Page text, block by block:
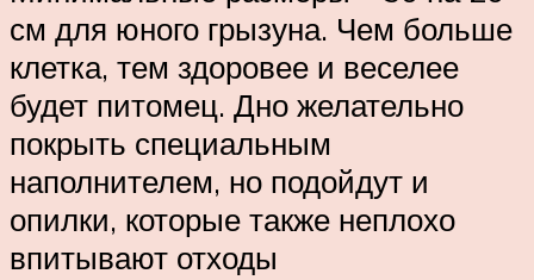
см для юного грызуна. Чем больше
клетка, тем здоровее и веселее
будет питомец. Дно желательно
покрыть специальным
наполнителем, но подойдут и
опилки, которые также неплохо
впитывают отходы